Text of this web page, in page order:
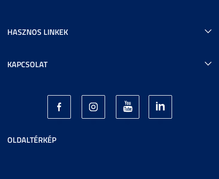
HASZNOS LINKEK
KAPCSOLAT
OLDALTÉRKÉP